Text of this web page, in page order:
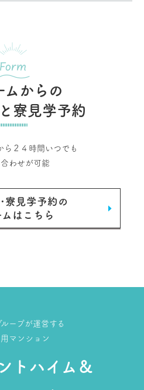
Form
ムからの
寮見学予約
ら２４時間いつでも
わせが可能
寮見学予約の
ムはこちら
ープが運営する
マンション
トハイム＆